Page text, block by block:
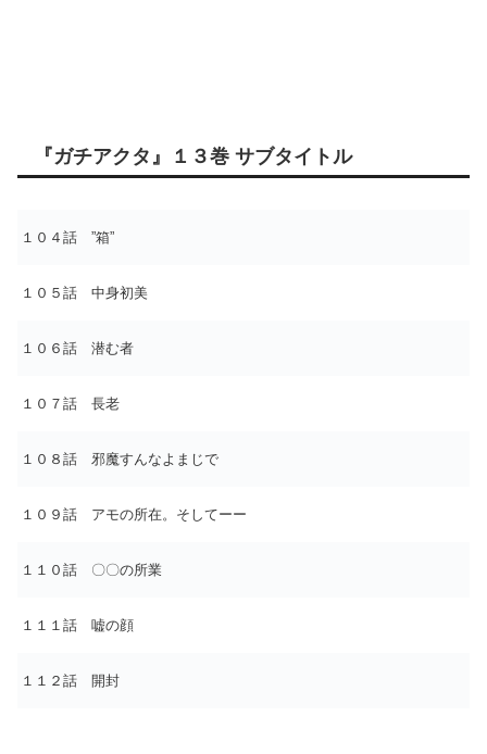
『ガチアクタ』１３巻 サブタイトル
１０４話 ”箱”
１０５話 中身初美
１０６話 潜む者
１０７話 長老
１０８話 邪魔すんなよまじで
１０９話 アモの所在。そしてーー
１１０話 〇〇の所業
１１１話 嘘の顔
１１２話 開封